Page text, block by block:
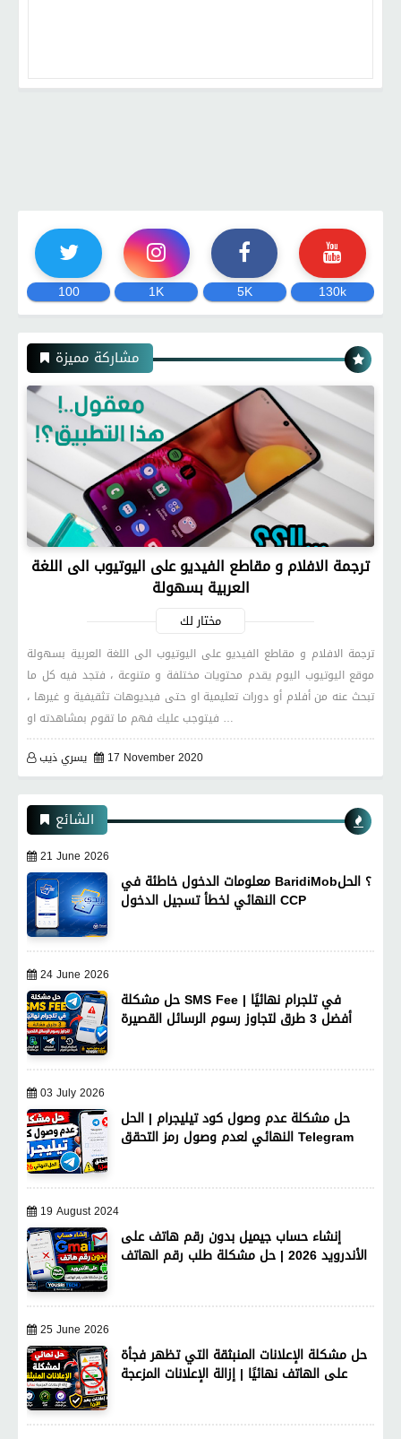
100 1K 5K 130k
مشاركة مميزة
ترجمة الافلام و مقاطع الفيديو على اليوتيوب الى اللغة
العربية بسهولة
مختار لك
ترجمة الافلام و مقاطع الفيديو على اليوتيوب الى اللغة العربية بسهولة
موقع اليوتيوب اليوم يقدم محتويات مختلفة و متنوعة ، فتجد فيه كل ما
تبحث عنه من أفلام أو دورات تعليمية او حتى فيديوهات تثقيفية و غيرها ،
فيتوجب عليك فهم ما تقوم بمشاهدته او …
يسري ذيب
17 November 2020
الشائع
21 June 2026
معلومات الدخول خاطئة في BaridiMob؟ الحل
النهائي لخطأ تسجيل الدخول CCP
24 June 2026
حل مشكلة SMS Fee في تلجرام نهائيًا |
أفضل 3 طرق لتجاوز رسوم الرسائل القصيرة
03 July 2026
حل مشكلة عدم وصول كود تيليجرام | الحل
النهائي لعدم وصول رمز التحقق Telegram
19 August 2024
إنشاء حساب جيميل بدون رقم هاتف على
الأندرويد 2026 | حل مشكلة طلب رقم الهاتف
25 June 2026
حل مشكلة الإعلانات المنبثقة التي تظهر فجأة
على الهاتف نهائيًا | إزالة الإعلانات المزعجة